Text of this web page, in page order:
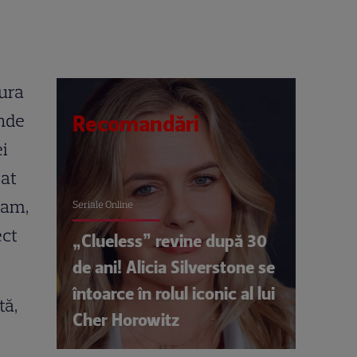
Recomandări
Seriale Online
„Clueless” revine după 30
de ani! Alicia Silverstone se
întoarce în rolul iconic al lui
Cher Horowitz